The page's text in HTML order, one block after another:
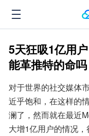
5天狂吸1亿用
能革推特的命吗
对于世界的社交媒体
近乎饱和，在这样的
澜了，然而就在最近
大增1亿用户的情况